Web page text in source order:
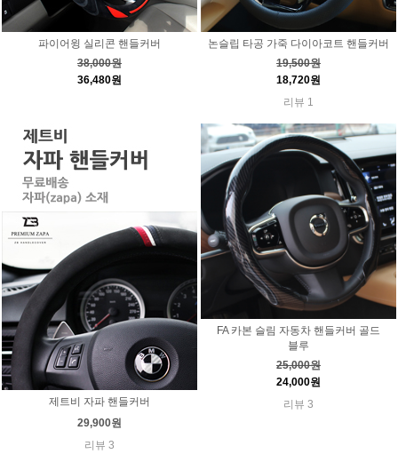
파이어윙 실리콘 핸들커버
38,000원
36,480원
논슬립 타공 가죽 다이아코트 핸들커버
19,500원
18,720원
리뷰 1
제트비 자파 핸들커버
29,900원
리뷰 3
FA 카본 슬림 자동차 핸들커버 골드
블루
25,000원
24,000원
리뷰 3